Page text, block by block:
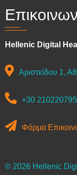
Hellenic Digital
Αριστείδου 1,
+30
Φόρμα
© 2026 Hellenic